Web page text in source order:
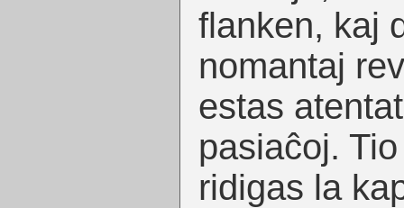
flanken, kaj
nomantaj
estas
pasiaĉoj.
ridigas la